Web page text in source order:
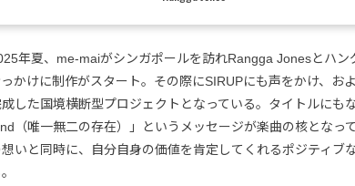
年夏、me-maiがシンガポールを訪れRangga Jonesとハン
っかけに制作がスタート。その際にSIRUPにも声をかけ、お
した国境横断型プロジェクトとなっている。タイトルにも
（唯一無二の存在）」というメッセージが楽曲の核となっ
想いと同時に、自分自身の価値を肯定してくれるポジティブ